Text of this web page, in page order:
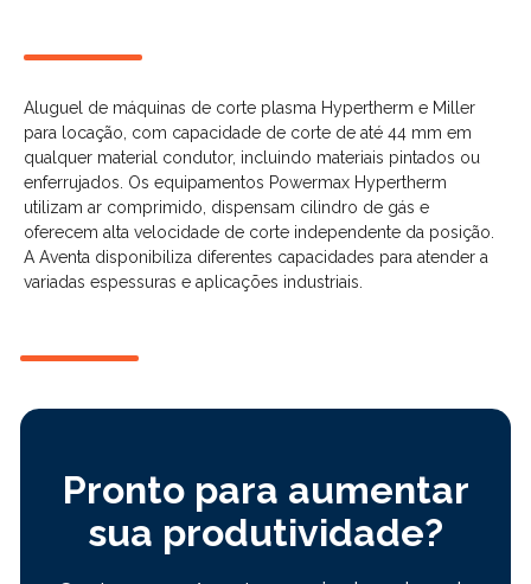
Aluguel de máquinas de corte plasma Hypertherm e Miller
para locação, com capacidade de corte de até 44 mm em
qualquer material condutor, incluindo materiais pintados ou
enferrujados. Os equipamentos Powermax Hypertherm
utilizam ar comprimido, dispensam cilindro de gás e
oferecem alta velocidade de corte independente da posição.
A Aventa disponibiliza diferentes capacidades para atender a
variadas espessuras e aplicações industriais.
Pronto para aumentar
sua produtividade?